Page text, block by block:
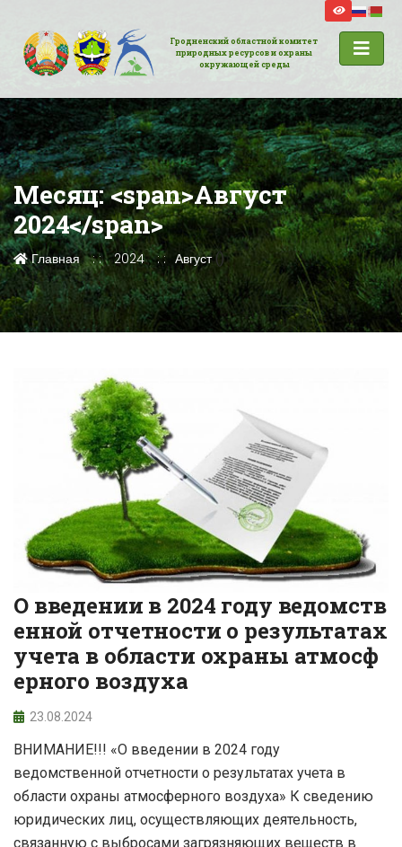
Гродненский областной комитет
природных ресурсов и охраны
окружающей среды
Месяц: <span>Август
2024</span>
Главная 2024 Август()
О введении в 2024 году ведомств
енной отчетности о результатах
учета в области охраны атмосф
ерного воздуха
23.08.2024
ВНИМАНИЕ!!! «О введении в 2024 году
ведомственной отчетности о результатах учета в
области охраны атмосферного воздуха» К сведению
юридических лиц, осуществляющих деятельность,
связанную с выбросами загрязняющих веществ в